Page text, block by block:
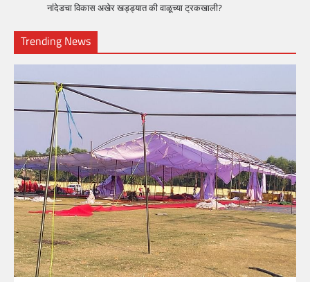
नांदेडचा विकास अखेर खड्ड्यात की वाळूच्या ट्रकखाली?
Trending News